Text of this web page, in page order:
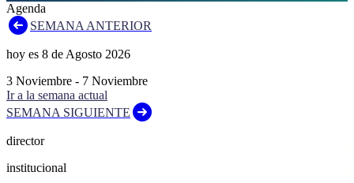
Agenda
SEMANA ANTERIOR
hoy es 8 de Agosto 2026
3 Noviembre - 7 Noviembre
Ir a la semana actual
SEMANA SIGUIENTE
director
institucional